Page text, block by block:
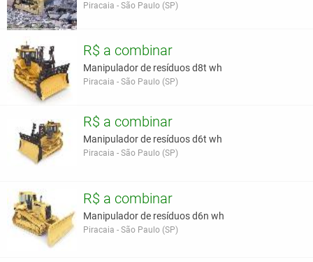
Piracaia - São Paulo (SP)
R$ a combinar
Manipulador de resíduos d8t wh
Piracaia - São Paulo (SP)
R$ a combinar
Manipulador de resíduos d6t wh
Piracaia - São Paulo (SP)
R$ a combinar
Manipulador de resíduos d6n wh
Piracaia - São Paulo (SP)